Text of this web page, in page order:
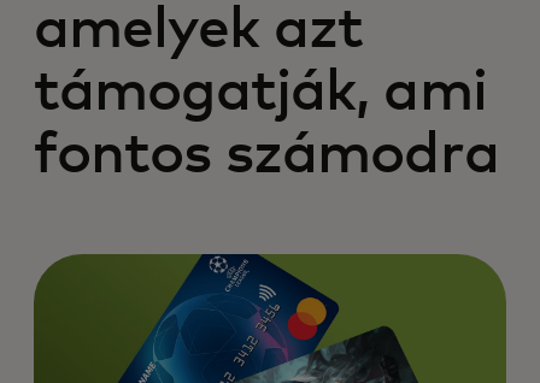
amelyek azt
támogatják, ami
fontos számodra